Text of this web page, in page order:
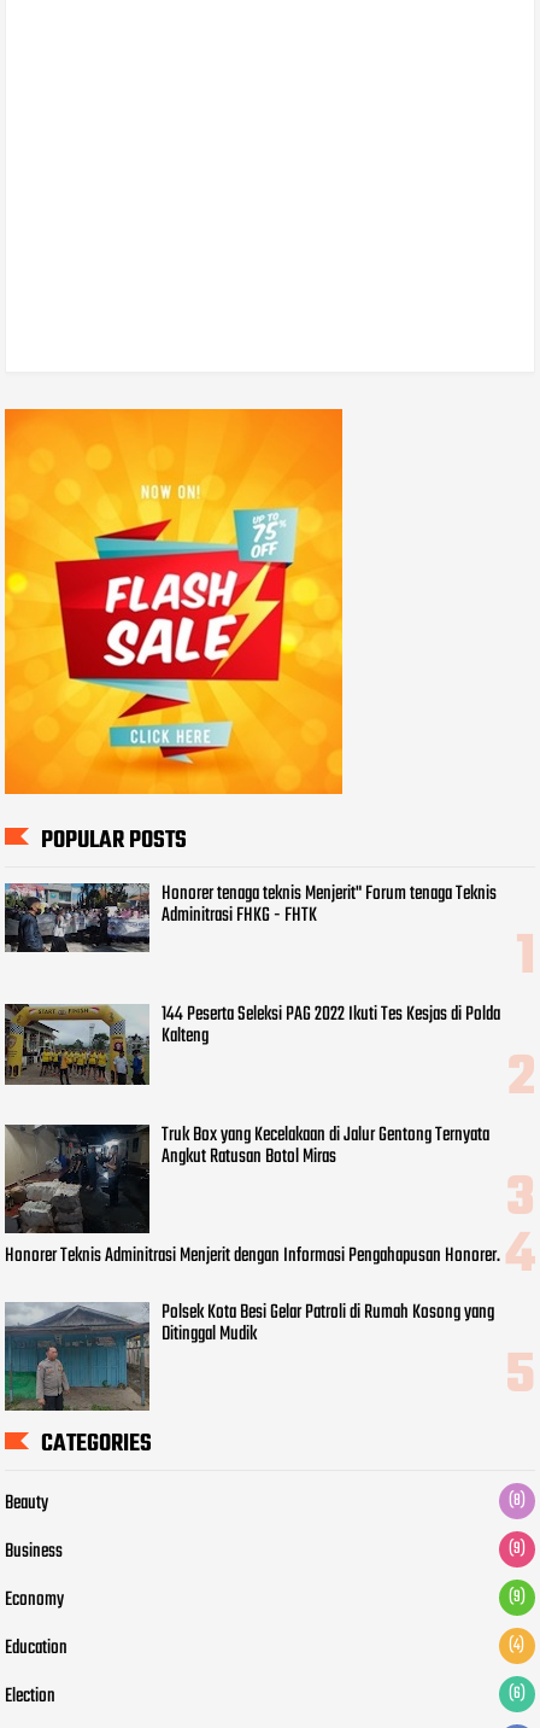
POPULAR POSTS
Honorer tenaga teknis Menjerit" Forum tenaga Teknis
Adminitrasi FHKG - FHTK
144 Peserta Seleksi PAG 2022 Ikuti Tes Kesjas di Polda
Kalteng
Truk Box yang Kecelakaan di Jalur Gentong Ternyata
Angkut Ratusan Botol Miras
Honorer Teknis Adminitrasi Menjerit dengan Informasi Pengahapusan Honorer.
Polsek Kota Besi Gelar Patroli di Rumah Kosong yang
Ditinggal Mudik
CATEGORIES
Beauty (8)
Business (9)
Economy (9)
Education (4)
Election (6)